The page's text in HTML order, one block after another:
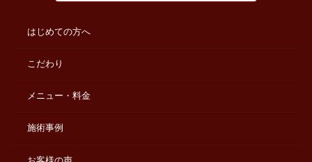
はじめての方へ
こだわり
メニュー・料金
施術事例